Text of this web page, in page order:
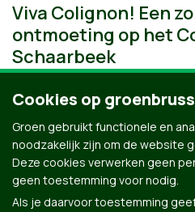
Viva Colignon! Een
ontmoeting op het
Schaarbeek
Cookies op
Groen gebruikt functionele en
noodzakelijk zijn om de website
Deze cookies verwerken geen
geen toestemming voor nodig.
Als je daarvoor toestemming